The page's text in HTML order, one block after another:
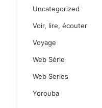
Uncategorized
Voir, lire, écouter
Voyage
Web Série
Web Series
Yorouba